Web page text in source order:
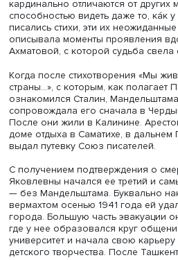
Надежда Яковлевна проявила
назвал Бродский, но и сама
хотела быть и не была
Мандельштамом, в житейской
гимназию, хорошо знала
переводами.
В юности она почувствовала
видных киевских художников
это не было призванием, хоть
Москве, и в 1935 году в
сожалению, сохранилась
и увлечение живописью
Гражданской войной. В
многократно менялась, и
описала резкие перемены в
влияние на жизнь обывателей